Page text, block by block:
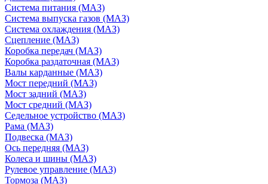
Система питания (МАЗ)
Система выпуска газов (МАЗ)
Система охлаждения (МАЗ)
Сцепление (МАЗ)
Коробка передач (МАЗ)
Коробка раздаточная (МАЗ)
Валы карданные (МАЗ)
Мост передний (МАЗ)
Мост задний (МАЗ)
Мост средний (МАЗ)
Седельное устройство (МАЗ)
Рама (МАЗ)
Подвеска (МАЗ)
Ось передняя (МАЗ)
Колеса и шины (МАЗ)
Рулевое управление (МАЗ)
Тормоза (МАЗ)